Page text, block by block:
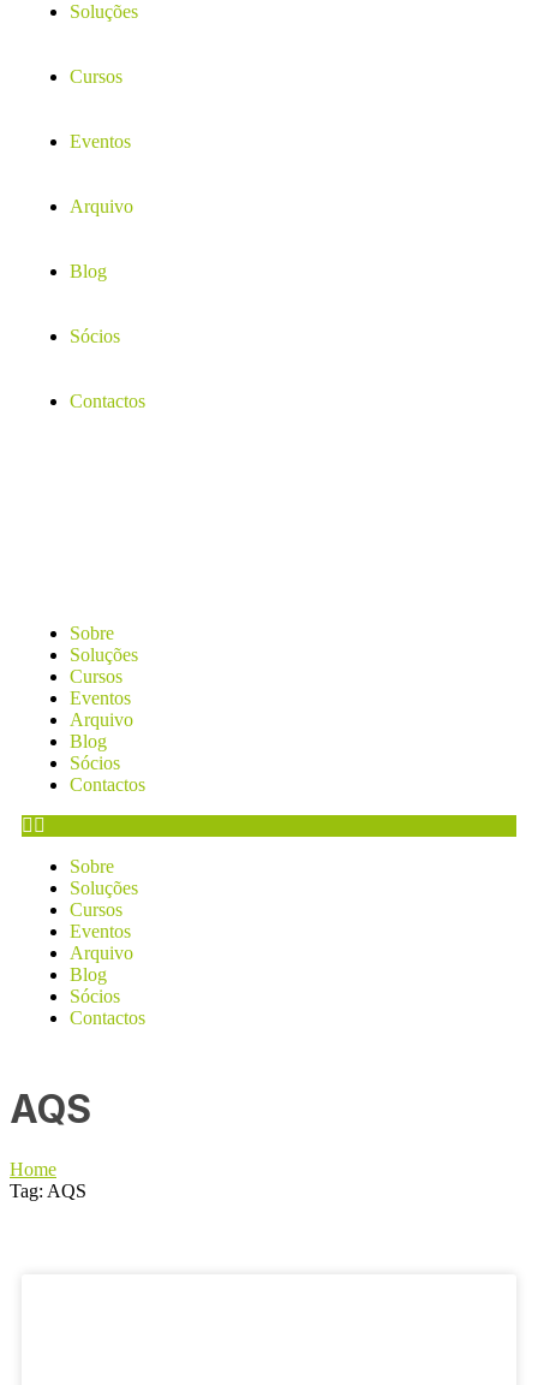
Soluções
Cursos
Eventos
Arquivo
Blog
Sócios
Contactos
Sobre
Soluções
Cursos
Eventos
Arquivo
Blog
Sócios
Contactos
Sobre
Soluções
Cursos
Eventos
Arquivo
Blog
Sócios
Contactos
AQS
Home
Tag: AQS